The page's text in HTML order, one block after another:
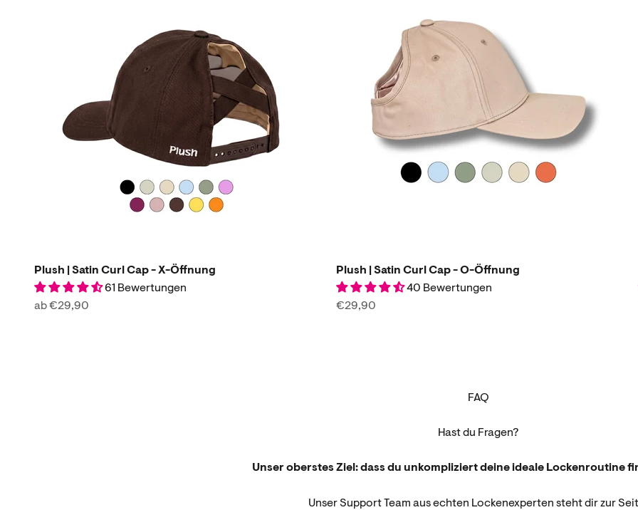
Plush | Satin Curl Cap - X-Öffnung
61 Bewertungen
Angebot
ab €29,90
Plush | Satin Curl Cap - O-Öffnung
40 Bewertungen
Angebot
€29,90
FAQ
Hast du Fragen?
Unser oberstes Ziel: dass du unkompliziert deine ideale Lockenroutine
Unser Support Team aus echten Lockenexperten steht dir zur